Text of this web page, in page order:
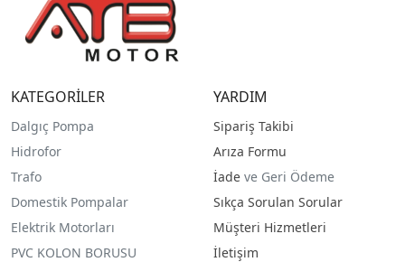
KATEGORİLER
Dalgıç Pompa
Hidrofor
Trafo
Domestik Pompalar
Elektrik Motorları
PVC KOLON BORUSU
YARDIM
Sipariş Takibi
Arıza Formu
İade ve Geri Ödeme
Sıkça Sorulan Sorular
Müşteri Hizmetleri
İletişim